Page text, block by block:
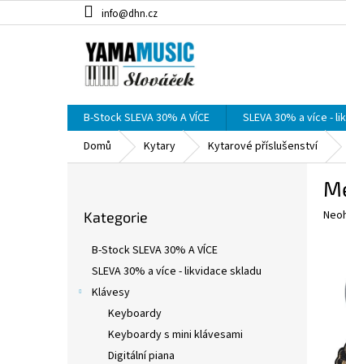
na
info@dhn.cz
B-Stock SLEVA 30% A VÍCE SLEVA 30% a více -
Domů
Kytary Kytarové příslušenství
kategorie
Kategorie
B-Stock SLEVA 30% A VÍCE
SLEVA 30% a více - likvidace skladu
Klávesy
Keyboardy
Keyboardy s mini klávesami
Digitální piana